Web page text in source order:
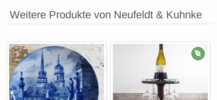
Weitere Produkte von Neufeldt & Kuhnke